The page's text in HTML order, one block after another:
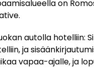
on
autolla hotelliin:
ja
vapaa-ajalle, ja